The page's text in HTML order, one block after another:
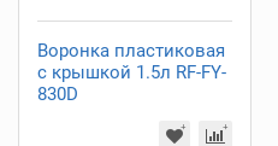
Воронка пластиковая
с крышкой 1.5л RF-FY-
830D